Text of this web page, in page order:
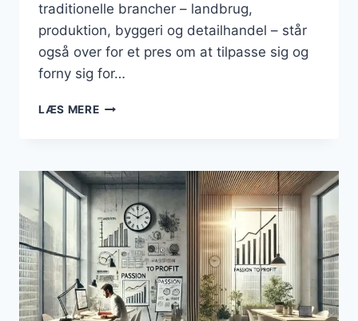
traditionelle brancher – landbrug,
produktion, byggeri og detailhandel – står
også over for et pres om at tilpasse sig og
forny sig for…
LÆS MEREBUSINESS
TRADITIONELLE
BRANCHER